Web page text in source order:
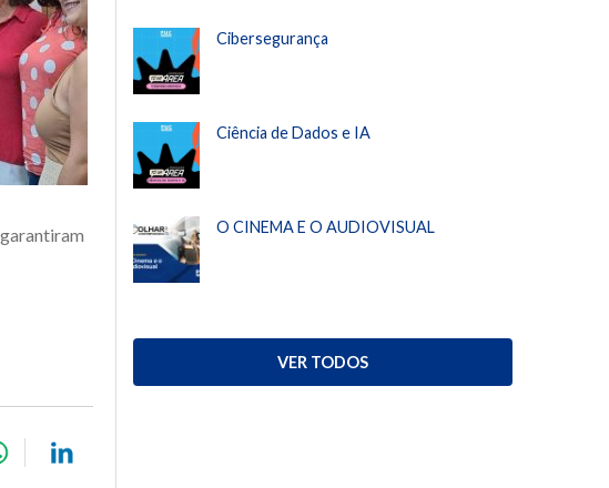
Cibersegurança
Ciência de Dados e IA
O CINEMA E O AUDIOVISUAL
VER TODOS